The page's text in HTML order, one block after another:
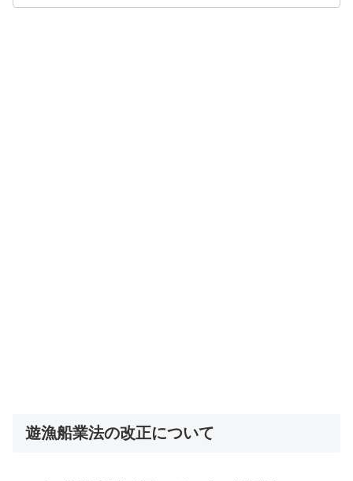
遊漁船業法の改正について